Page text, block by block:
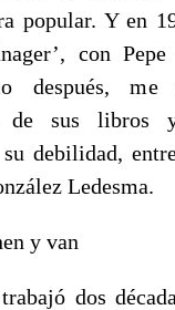
popular. Y en
con
después,
de sus libros
debilidad,
Ledesma.
y van
dos